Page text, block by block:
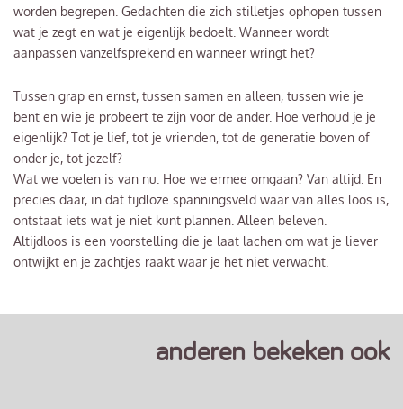
worden begrepen. Gedachten die zich stilletjes ophopen tussen
wat je zegt en wat je eigenlijk bedoelt. Wanneer wordt
aanpassen vanzelfsprekend en wanneer wringt het?
Tussen grap en ernst, tussen samen en alleen, tussen wie je
bent en wie je probeert te zijn voor de ander. Hoe verhoud je je
eigenlijk? Tot je lief, tot je vrienden, tot de generatie boven of
onder je, tot jezelf?
Wat we voelen is van nu. Hoe we ermee omgaan? Van altijd. En
precies daar, in dat tijdloze spanningsveld waar van alles loos is,
ontstaat iets wat je niet kunt plannen. Alleen beleven.
Altijdloos is een voorstelling die je laat lachen om wat je liever
ontwijkt en je zachtjes raakt waar je het niet verwacht.
anderen bekeken ook